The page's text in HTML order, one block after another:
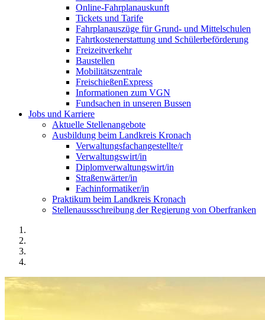
Online-Fahrplanauskunft
Tickets und Tarife
Fahrplanauszüge für Grund- und Mittelschulen
Fahrtkostenerstattung und Schülerbeförderung
Freizeitverkehr
Baustellen
Mobilitätszentrale
FreischießenExpress
Informationen zum VGN
Fundsachen in unseren Bussen
Jobs und Karriere
Aktuelle Stellenangebote
Ausbildung beim Landkreis Kronach
Verwaltungsfachangestellte/r
Verwaltungswirt/in
Diplomverwaltungswirt/in
Straßenwärter/in
Fachinformatiker/in
Praktikum beim Landkreis Kronach
Stellenaussschreibung der Regierung von Oberfranken